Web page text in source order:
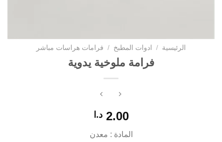
الرئيسية / ادوات المطبخ / فرامات هراسات مباشر
فرامة ملوخية يدوية
2.00 د.ا
المادة : معدن